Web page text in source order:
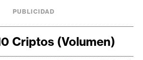
PUBLICIDAD
Criptos (Volumen)